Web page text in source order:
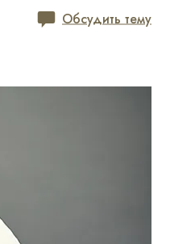
Обсудить тему